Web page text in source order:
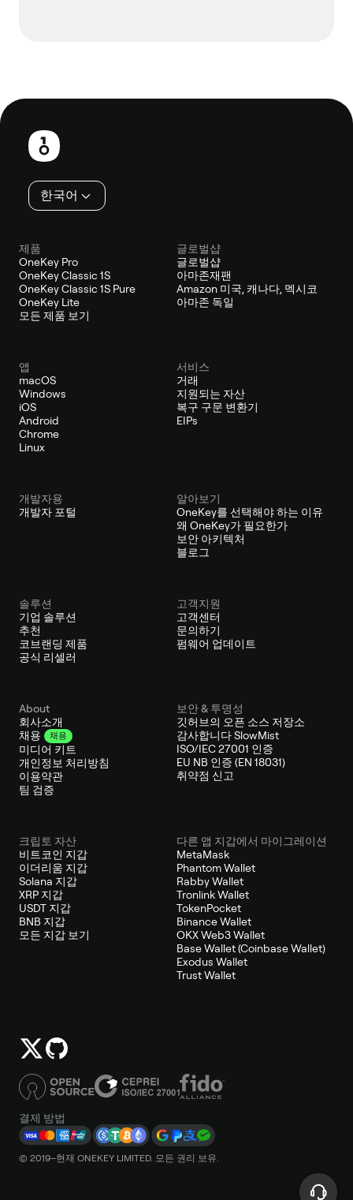
보
한국어
제품
OneKey Pro
OneKey Classic 1S
OneKey Classic 1S Pure
OneKey Lite
모든 제품 보기
글로벌샵
글로벌샵
아마존재팬
Amazon 미국, 캐나다, 멕시코
아마존 독일
앱
macOS
Windows
iOS
Android
Chrome
Linux
서비스
거래
지원되는 자산
복구 구문 변환기
EIPs
개발자용
개발자 포털
알아보기
OneKey를 선택해야 하는 이유
왜 OneKey가 필요한가
보안 아키텍처
블로그
솔루션
기업 솔루션
추천
코브랜딩 제품
공식 리셀러
고객지원
고객센터
문의하기
펌웨어 업데이트
About
회사소개
채용
채용
미디어 키트
개인정보 처리방침
이용약관
팀 검증
보안 & 투명성
깃허브의 오픈 소스 저장소
감사합니다 SlowMist
ISO/IEC 27001 인증
EU NB 인증 (EN 18031)
취약점 신고
크립토 자산
비트코인 지갑
이더리움 지갑
Solana 지갑
XRP 지갑
USDT 지갑
BNB 지갑
모든 지갑 보기
다른 앱 지갑에서 마이그레이션
MetaMask
Phantom Wallet
Rabby Wallet
Tronlink Wallet
TokenPocket
Binance Wallet
OKX Web3 Wallet
Base Wallet (Coinbase Wallet)
Exodus Wallet
Trust Wallet
결제 방법
© 2019–현재 ONEKEY LIMITED. 모든 권리 보유.